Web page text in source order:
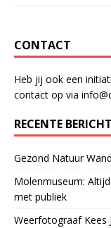
CONTACT
Heb jij ook een
contact op via
RECENTE
Gezond Natuur
Molenmuseum:
met publiek
Weerfotograaf Kees